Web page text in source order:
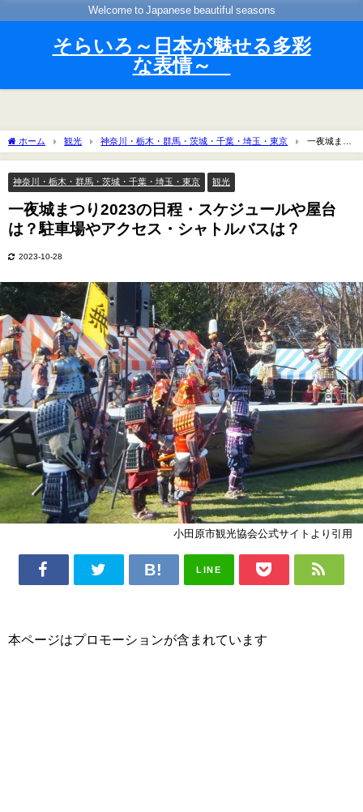
Welcome to Japanese beautiful seasons
そらいろ～日本が魅せる多彩
な表情～
ホーム 観光 神奈川・栃木・群馬・茨城・千葉・埼玉・東京
一夜城まつ
り2023の日程・スケジュールや屋台は？駐車場やアクセス・シャトルバスは？
神奈川・栃木・群馬・茨城・千葉・埼玉・東京 観光
一夜城まつり2023の日程・スケジュールや屋台
は？駐車場やアクセス・シャトルバスは？
2023-10-28
小田原市観光協会公式サイトより引用
LINE
本ページはプロモーションが含まれています